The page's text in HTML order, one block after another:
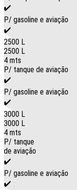
✔️
P/ gasoline e aviação
✔️
2500 L
2500 L
4 mts
P/ tanque de aviação
✔️
P/ gasoline e aviação
✔️
3000 L
3000 L
4 mts
P/ tanque
de aviação
✔️
P/ gasoline e aviação
✔️